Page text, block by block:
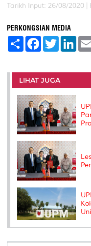
Tarikh Input: 26/08/2020 |
PERKONGSIAN MEDIA
S
e
F
a
b
o
o
k
T
w
t
e
r
L
e
I
LIHAT JUGA